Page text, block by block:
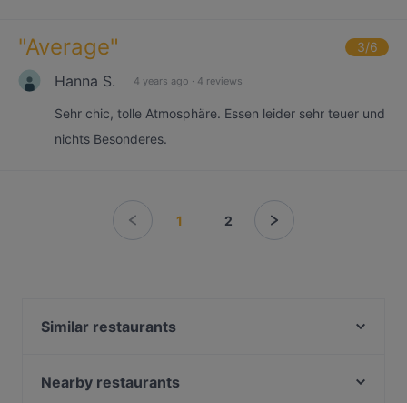
"Average" 3/6
Hanna S. 4 years ago · 4 reviews
Sehr chic, tolle Atmosphäre. Essen leider sehr teuer und
nichts Besonderes.
1 2
Similar restaurants
Das Biedermeier Restaurant - Zu ebener Erde und
erster Stock
Nearby restaurants